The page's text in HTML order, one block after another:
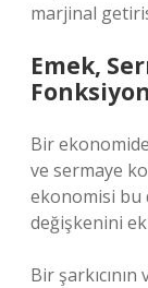
marjinal
Emek,
Bir
ve sermaye
ekonomisi bu
değişkenini
Bir